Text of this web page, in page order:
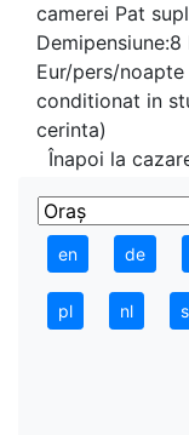
camerei Pat
Eur/pers/
conditionat in
cerinta)
Înapoi la
en de
pl nl